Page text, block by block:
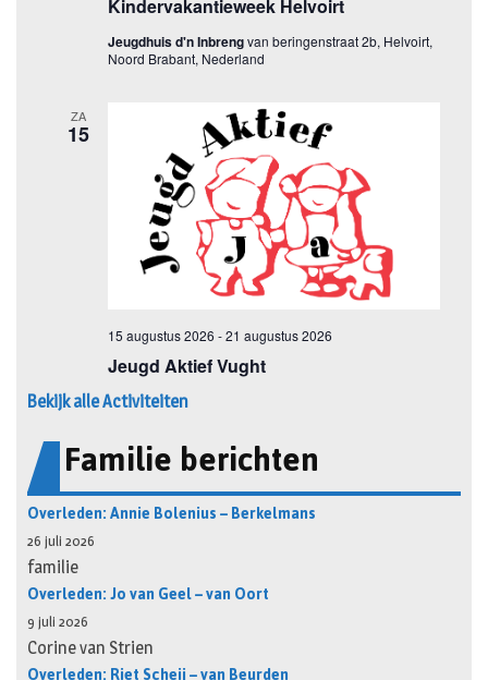
Bekijk alle Activiteiten
Familie berichten
Overleden: Annie Bolenius – Berkelmans
26 juli 2026
familie
Overleden: Jo van Geel – van Oort
9 juli 2026
Corine van Strien